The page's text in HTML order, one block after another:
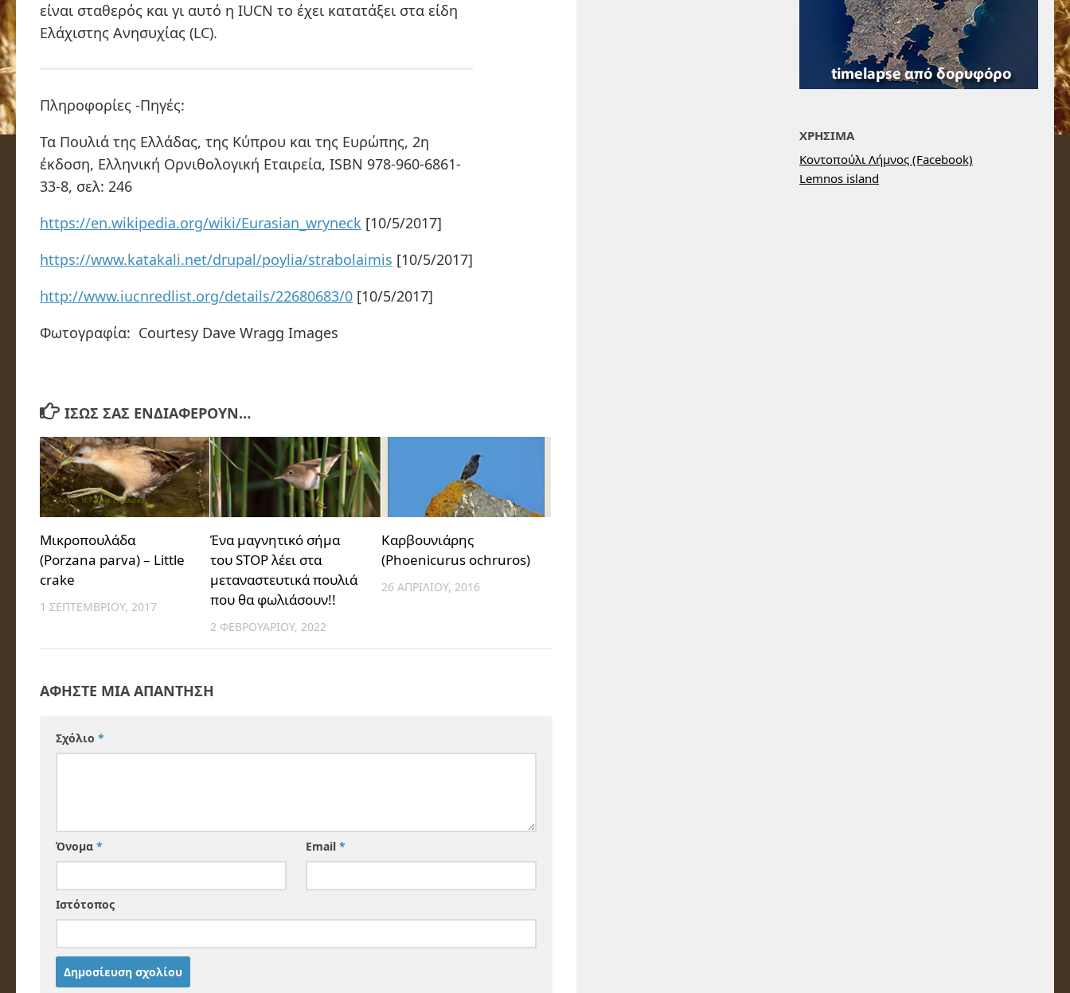
είναι σταθερός και γι αυτό η IUCN το έχει κατατάξει στα είδη
Ελάχιστης Ανησυχίας (LC).
Πληροφορίες -Πηγές:
Τα Πουλιά της Ελλάδας, της Κύπρου και της Ευρώπης, 2η
έκδοση, Ελληνική Ορνιθολογική Εταιρεία, ISBN 978-960-6861-
33-8, σελ: 246
https://en.wikipedia.org/wiki/Eurasian_wryneck [10/5/2017]
https://www.katakali.net/drupal/poylia/strabolaimis [10/5/2017]
http://www.iucnredlist.org/details/22680683/0 [10/5/2017]
Φωτογραφία: Courtesy Dave Wragg Images
ΊΣΩΣ ΣΑΣ ΕΝΔΙΑΦΈΡΟΥΝ…
Μικροπουλάδα
(Porzana parva) – Little
crake
1 ΣΕΠΤΕΜΒΡΊΟΥ, 2017
Ένα μαγνητικό σήμα
του STOP λέει στα
μεταναστευτικά πουλιά
που θα φωλιάσουν!!
2 ΦΕΒΡΟΥΑΡΊΟΥ, 2022
Καρβουνιάρης
(Phoenicurus ochruros)
26 ΑΠΡΙΛΊΟΥ, 2016
ΑΦΉΣΤΕ ΜΙΑ ΑΠΆΝΤΗΣΗ
Σχόλιο *
Όνομα * Email*
Ιστότοπος
ΧΡΗΣΙΜΑ
Κοντοπούλι Λήμνος (Facebook)
Lemnos island